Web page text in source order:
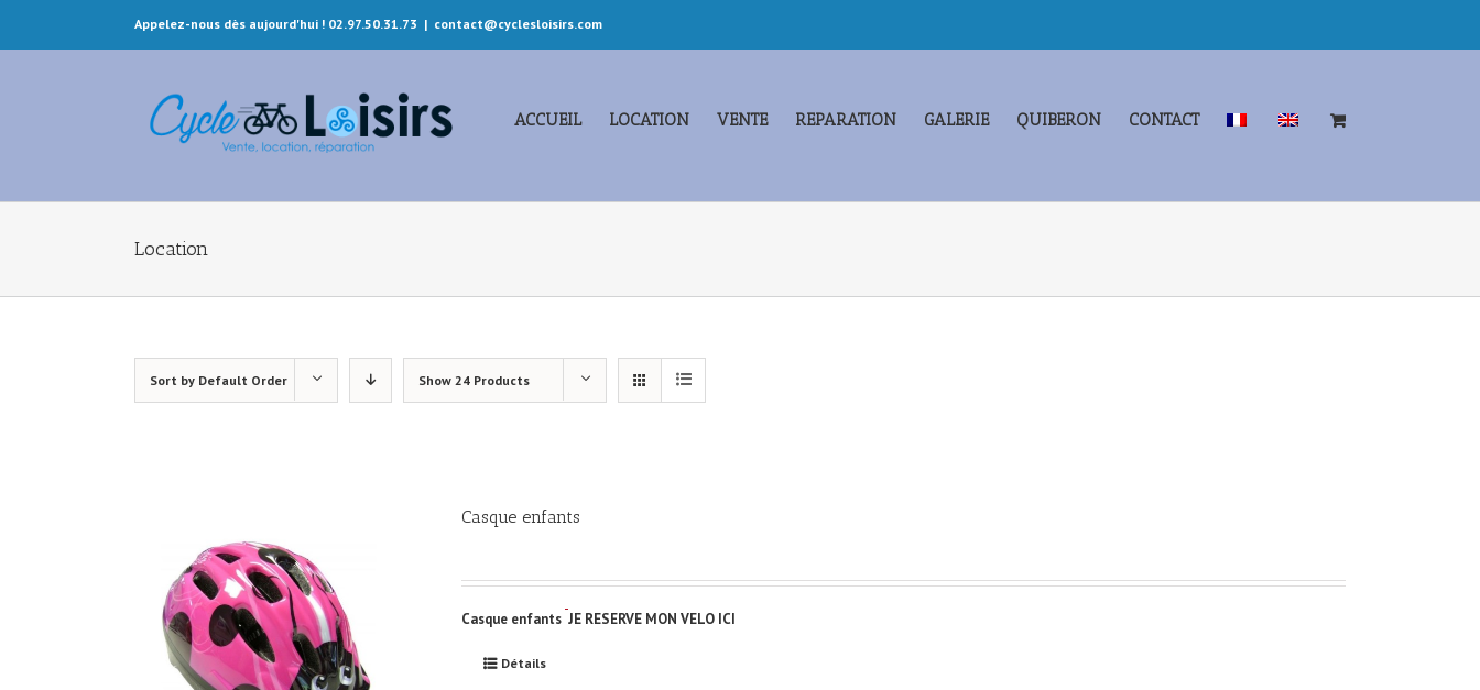
Appelez-nous dès aujourd'hui ! 02.97.50.31.73 | contact@cyclesloisirs.com
ACCUEIL LOCATION VENTE REPARATION GALERIE QUIBERON CONTACT
Location
Sort by Default Order Show 24 Products
Casque enfants
Casque enfants JE RESERVE MON VELO ICI
Détails